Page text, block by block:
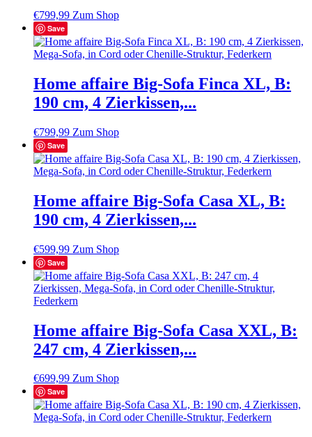
€799,99 Zum Shop
Save
Home affaire Big-Sofa Finca XL, B:
190 cm, 4 Zierkissen,...
€799,99 Zum Shop
Save
Home affaire Big-Sofa Casa XL, B:
190 cm, 4 Zierkissen,...
€599,99 Zum Shop
Save
Home affaire Big-Sofa Casa XXL, B:
247 cm, 4 Zierkissen,...
€699,99 Zum Shop
Save